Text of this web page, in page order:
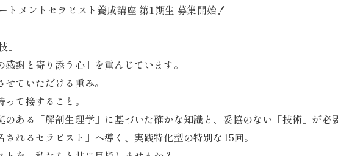
トメントセラピスト養成講座 第1期生 募集開始！
」
謝と寄り添う心」を重んじています。
ていただける重み。
て接すること。
のある「解剖生理学」に基づいた確かな知識と、妥協のない「技術」が必
れるセラピスト」へ導く、実践特化型の特別な15回。